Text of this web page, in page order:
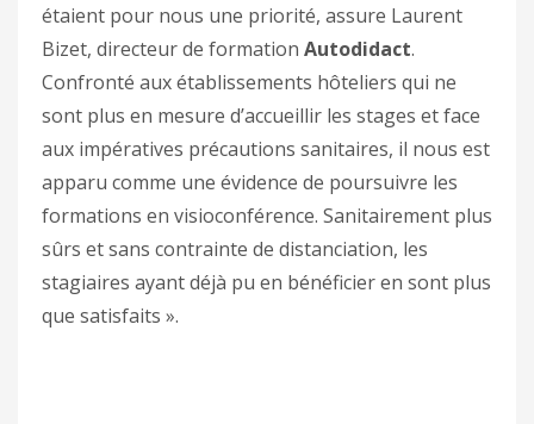
étaient pour nous une priorité, assure Laurent
Bizet, directeur de formation Autodidact.
Confronté aux établissements hôteliers qui ne
sont plus en mesure d’accueillir les stages et face
aux impératives précautions sanitaires, il nous est
apparu comme une évidence de poursuivre les
formations en visioconférence. Sanitairement plus
sûrs et sans contrainte de distanciation, les
stagiaires ayant déjà pu en bénéficier en sont plus
que satisfaits ».